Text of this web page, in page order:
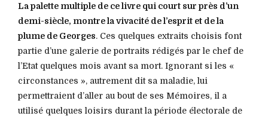
La palette multiple de ce livre qui court sur près d’un
demi-siècle, montre la vivacité de l’esprit et de la
plume de Georges. Ces quelques extraits choisis font
partie d’une galerie de portraits rédigés par le chef de
l’Etat quelques mois avant sa mort. Ignorant si les «
circonstances », autrement dit sa maladie, lui
permettraient d’aller au bout de ses Mémoires, il a
utilisé quelques loisirs durant la période électorale de